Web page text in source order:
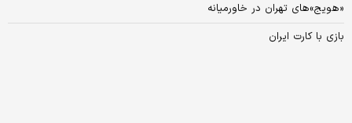
«هویج»‌های تهران در خاورمیانه
بازی با کارت ایران